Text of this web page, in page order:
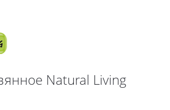
Natural Living